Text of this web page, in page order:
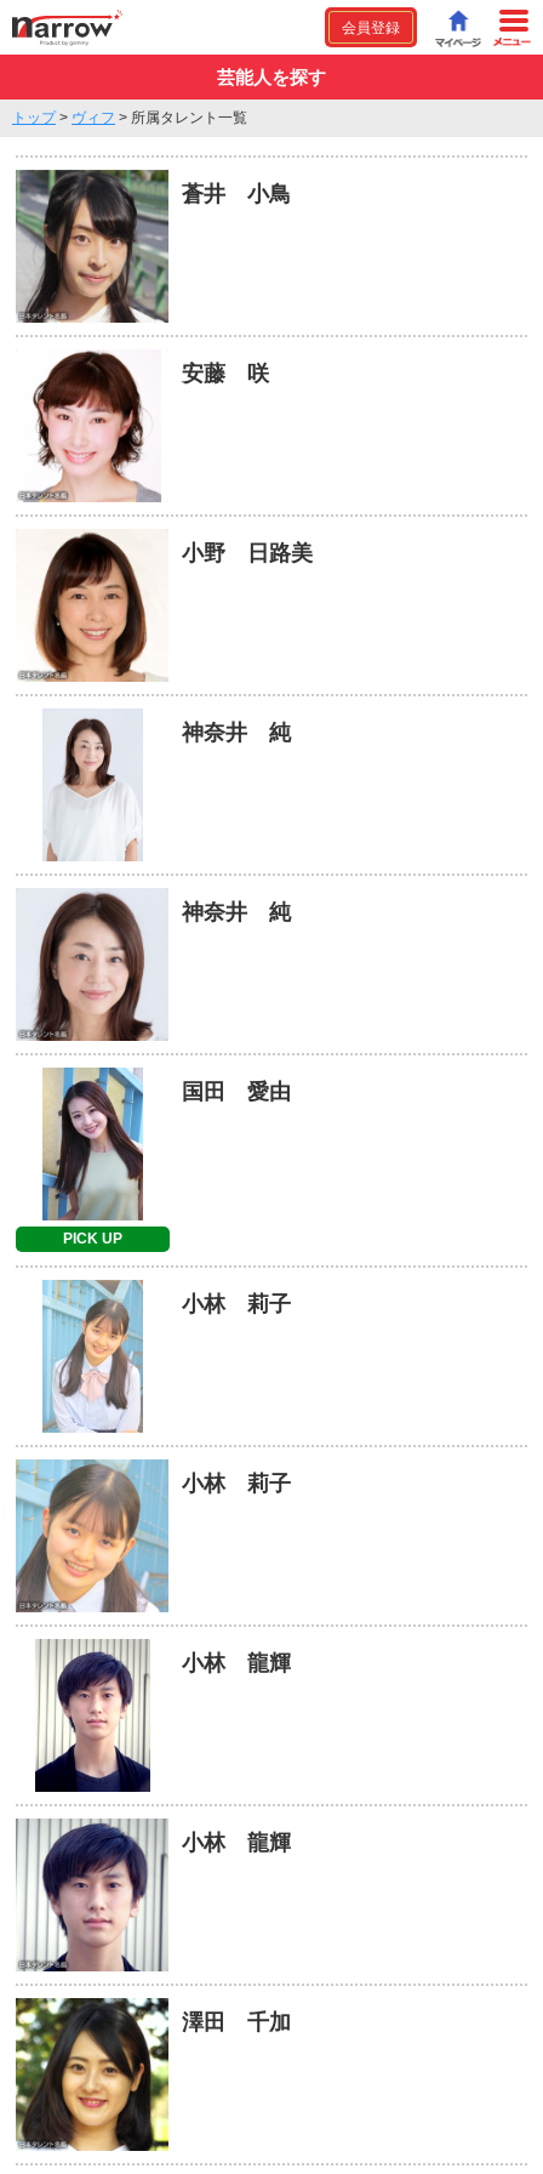
会員登録
芸能人を探す
トップ> ヴィフ > 所属タレント一覧
蒼井 小鳥
安藤 咲
小野 日路美
神奈井 純
神奈井 純
PICK UP
国田 愛由
小林 莉子
小林 莉子
小林 龍輝
小林 龍輝
澤田 千加